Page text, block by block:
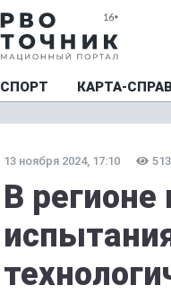
СПОРТ КАРТА-
13 ноября 2024, 17:10
В